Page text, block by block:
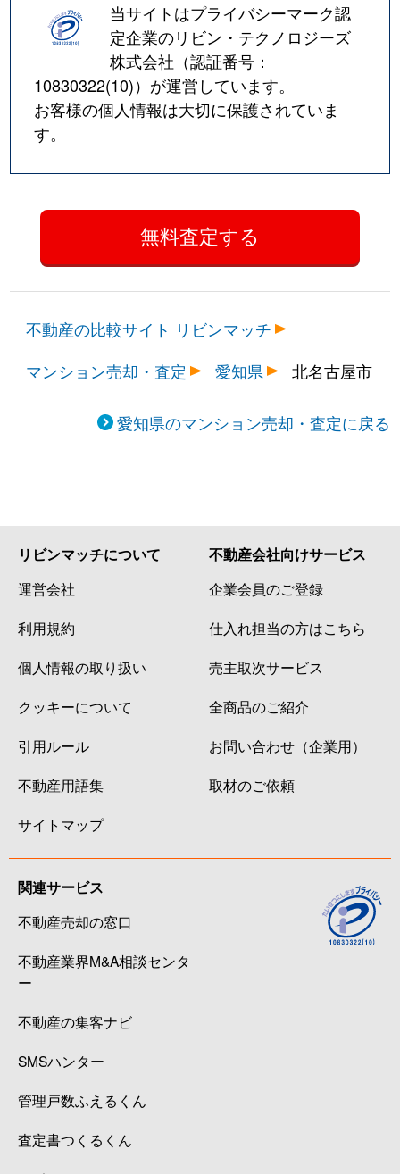
当サイトはプライバシーマーク認
定企業のリビン・テクノロジーズ
株式会社（認証番号：
10830322(10)）が運営しています。
お客様の個人情報は大切に保護されていま
す。
不動産の比較サイト リビンマッチ
マンション売却・査定
愛知県 北名古屋市
愛知県のマンション売却・査定に戻る
リビンマッチについて
運営会社
利用規約
個人情報の取り扱い
クッキーについて
引用ルール
不動産用語集
サイトマップ
不動産会社向けサービス
企業会員のご登録
仕入れ担当の方はこちら
売主取次サービス
全商品のご紹介
お問い合わせ（企業用）
取材のご依頼
関連サービス
不動産売却の窓口
不動産業界M&A相談センタ
ー
不動産の集客ナビ
SMSハンター
管理戸数ふえるくん
査定書つくるくん